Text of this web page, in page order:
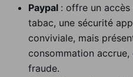
Paypal : offre un
tabac, une sécurité
conviviale, mais
consommation
fraude.